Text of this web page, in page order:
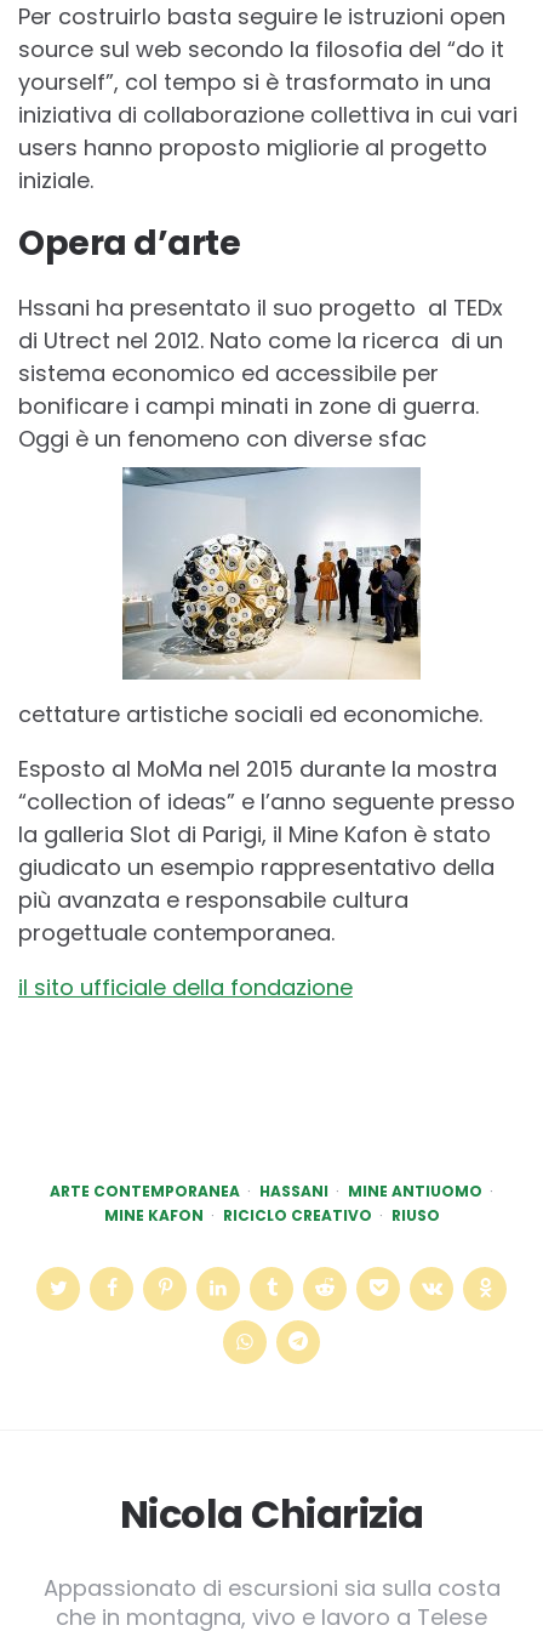
Per costruirlo basta seguire le istruzioni open
source sul web secondo la filosofia del “do it
yourself”, col tempo si è trasformato in una
iniziativa di collaborazione collettiva in cui vari
users hanno proposto migliorie al progetto
iniziale.
Opera d’arte
Hssani ha presentato il suo progetto al TEDx
di Utrect nel 2012. Nato come la ricerca di un
sistema economico ed accessibile per
bonificare i campi minati in zone di guerra.
Oggi è un fenomeno con diverse sfac
cettature artistiche sociali ed economiche.
Esposto al MoMa nel 2015 durante la mostra
“collection of ideas” e l’anno seguente presso
la galleria Slot di Parigi, il Mine Kafon è stato
giudicato un esempio rappresentativo della
più avanzata e responsabile cultura
progettuale contemporanea.
il sito ufficiale della fondazione
ARTE CONTEMPORANEA HASSANI
MINE ANTIUOMO
MINE KAFON
RICICLO CREATIVO RIUSO
Nicola Chiarizia
Appassionato di escursioni sia sulla costa
che in montagna, vivo e lavoro a Telese